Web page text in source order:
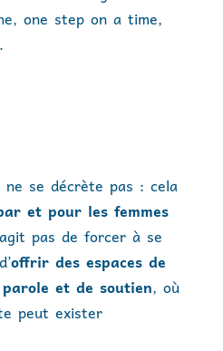
one step on a time,
ne se décrète pas : cela
et pour les femmes
pas de forcer à se
offrir des espaces de
et de soutien, où
peut exister